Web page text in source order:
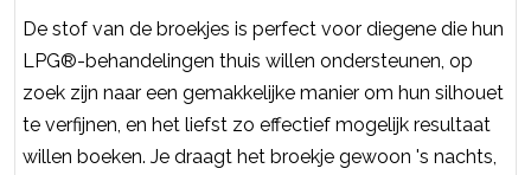
De stof van de broekjes is perfect voor diegene die hun
LPG®-behandelingen thuis willen ondersteunen, op
zoek zijn naar een gemakkelijke manier om hun silhouet
te verfijnen, en het liefst zo effectief mogelijk resultaat
willen boeken. Je draagt het broekje gewoon 's nachts,